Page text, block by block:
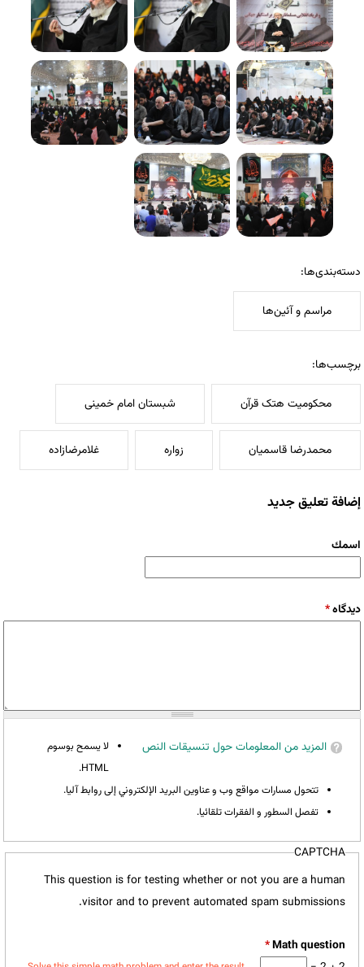
دسته‌بندی‌ها:
مراسم و آئین‌ها
برچسب‌ها:
محکومیت هتک قرآن شبستان امام خمینی
محمدرضا قاسمیان زواره غلامرضازاده
إضافة تعليق جديد
‏اسمك ‏
‏دیدگاه ‏*
المزيد من المعلومات حول تنسيقات النص
لا يسمح بوسوم
HTML.
تتحول مسارات مواقع وب و عناوين البريد الإلكتروني إلى روابط آليا.
تفصل السطور و الفقرات تلقائيا.
CAPTCHA
This question is for testing whether or not you are a human
visitor and to prevent automated spam submissions.
*